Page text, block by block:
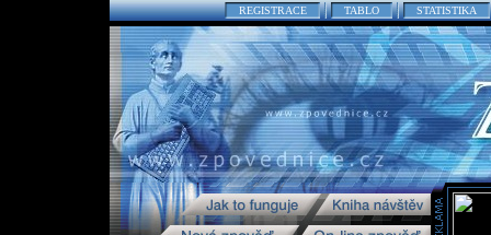
REGISTRACE TABLO STATISTIKA